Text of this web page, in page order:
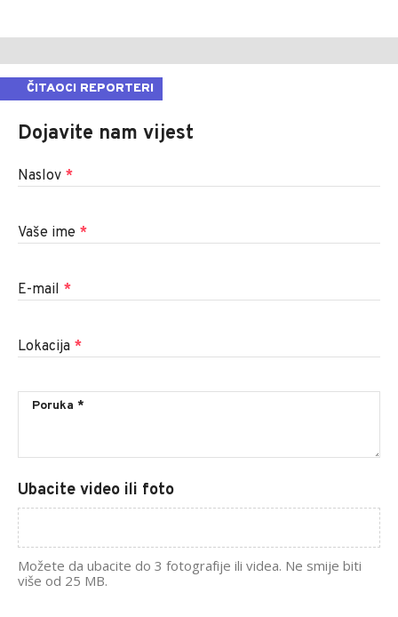
ČITAOCI REPORTERI
Dojavite nam vijest
Naslov *
Vaše ime *
E-mail *
Lokacija *
Ubacite video ili foto
Možete da ubacite do 3 fotografije ili videa. Ne smije biti
više od 25 MB.